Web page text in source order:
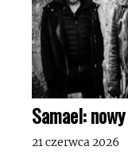
Samael:
21 czerwca 2026